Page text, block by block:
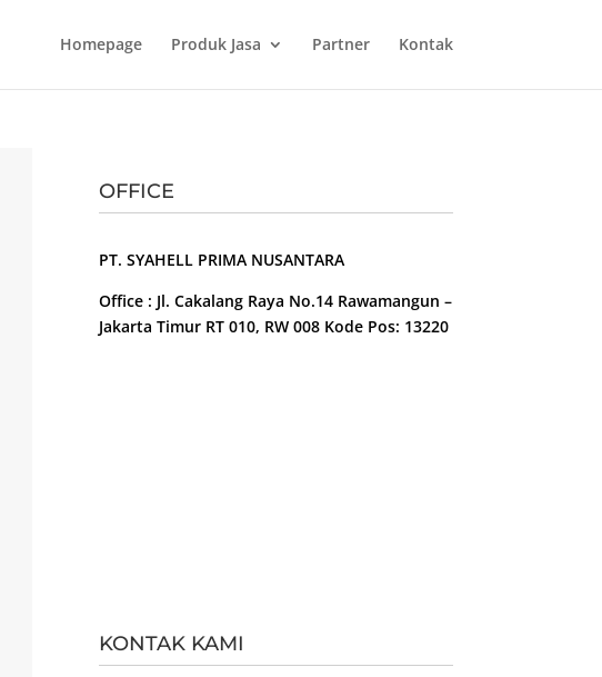
Homepage Produk Jasa Partner Kontak
OFFICE
PT. SYAHELL PRIMA NUSANTARA
Office : Jl. Cakalang Raya No.14 Rawamangun –
Jakarta Timur RT 010, RW 008 Kode Pos: 13220
KONTAK KAMI